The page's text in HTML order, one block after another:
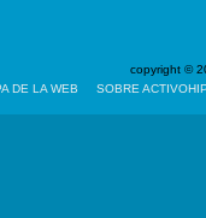
copyright ©
DE LA WEB SOBRE